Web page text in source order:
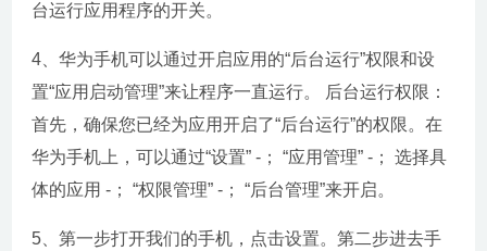
台运行应用程序的开关。
4、华为手机可以通过开启应用的“后台运行”权限和设
置“应用启动管理”来让程序一直运行。 后台运行权限：
首先，确保您已经为应用开启了“后台运行”的权限。在
华为手机上，可以通过“设置” -； “应用管理” -； 选择具
体的应用 -； “权限管理” -； “后台管理”来开启。
5、第一步打开我们的手机，点击设置。第二步进去手